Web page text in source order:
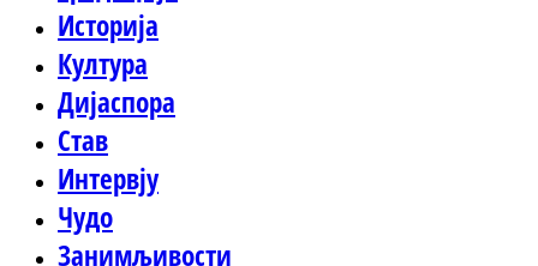
Историја
Култура
Дијаспора
Став
Интервју
Чудо
Занимљивости